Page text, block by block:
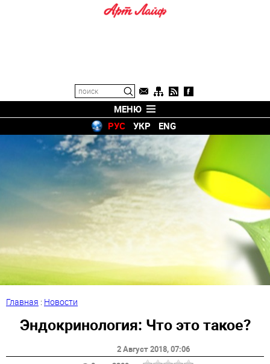
МЕНЮ
РУС
УКР ENG
Главная : Новости
Эндокринология: Что это такое?
2 Август 2018, 07:06